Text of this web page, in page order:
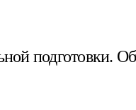
подготовки.